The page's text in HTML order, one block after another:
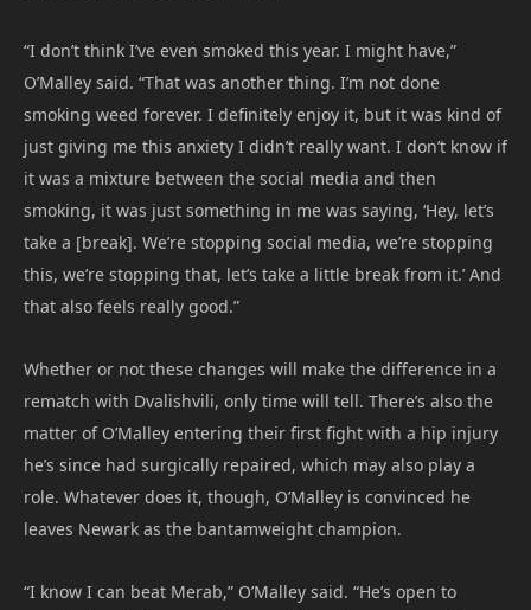
“I don’t think I’ve even smoked this year. I might have,”
O’Malley said. “That was another thing. I’m not done
smoking weed forever. I definitely enjoy it, but it was kind of
just giving me this anxiety I didn’t really want. I don’t know if
it was a mixture between the social media and then
smoking, it was just something in me was saying, ‘Hey, let’s
take a [break]. We’re stopping social media, we’re stopping
this, we’re stopping that, let’s take a little break from it.’ And
that also feels really good.”
Whether or not these changes will make the difference in a
rematch with Dvalishvili, only time will tell. There’s also the
matter of O’Malley entering their first fight with a hip injury
he’s since had surgically repaired, which may also play a
role. Whatever does it, though, O’Malley is convinced he
leaves Newark as the bantamweight champion.
“I know I can beat Merab,” O’Malley said. “He’s open to